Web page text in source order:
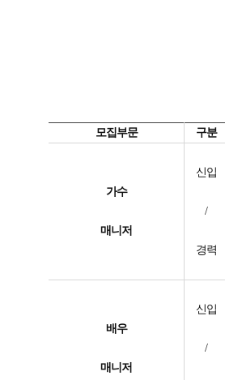
모집부문 구분
가수
매니저
신입
/
경력
배우
매니저
신입
/